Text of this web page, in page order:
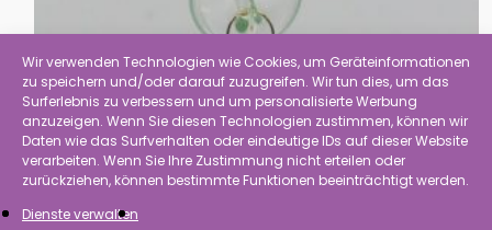
Wir verwenden Technologien wie Cookies, um Geräteinformationen
zu speichern und/oder darauf zuzugreifen. Wir tun dies, um das
Surferlebnis zu verbessern und um personalisierte Werbung
anzuzeigen. Wenn Sie diesen Technologien zustimmen, können wir
Daten wie das Surfverhalten oder eindeutige IDs auf dieser Website
verarbeiten. Wenn Sie Ihre Zustimmung nicht erteilen oder
zurückziehen, können bestimmte Funktionen beeinträchtigt werden.
Dienste verwalten